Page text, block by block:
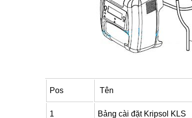
Pos Tên
1 Bảng cài đặt Kripsol KLS